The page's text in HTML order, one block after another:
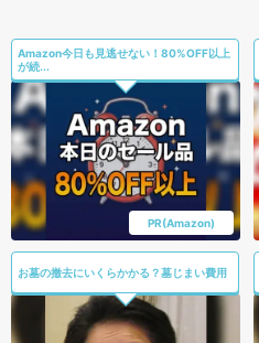
Amazon今日も見逃せない！80%OFF以上
が続...
PR(Amazon)
お墓の撤去にいくらかかる？墓じまい費用